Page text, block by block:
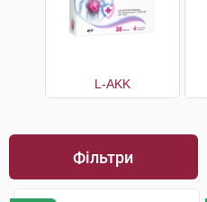
L-AKK
Фільтри